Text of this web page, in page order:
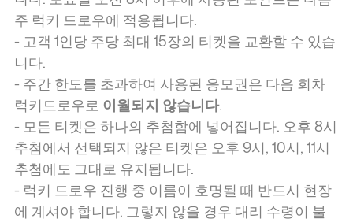
주 럭키 드로우에 적용됩니다.
- 고객 1인당 주당 최대 15장의 티켓을 교환할 수 있습
니다.
- 주간 한도를 초과하여 사용된 응모권은 다음 회차
럭키드로우로 이월되지 않습니다.
- 모든 티켓은 하나의 추첨함에 넣어집니다. 오후 8시
추첨에서 선택되지 않은 티켓은 오후 9시, 10시, 11시
추첨에도 그대로 유지됩니다.
- 럭키 드로우 진행 중 이름이 호명될 때 반드시 현장
에 계셔야 합니다. 그렇지 않을 경우 대리 수령이 불